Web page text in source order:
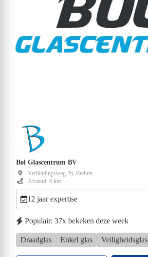
Bol Glascentrum BV
Verbindingsweg 26, Bedum
Afstand: 6 km
12 jaar expertise
Populair: 37x bekeken deze week
Draadglas Enkel glas Veiligheidsglas